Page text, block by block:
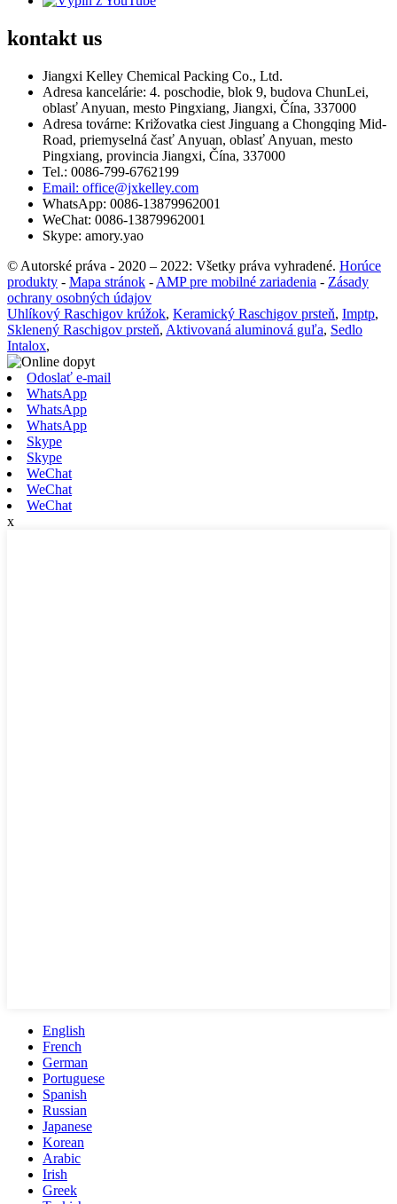
kontakt us
Jiangxi Kelley Chemical Packing Co., Ltd.
Adresa kancelárie: 4. poschodie, blok 9, budova ChunLei,
oblasť Anyuan, mesto Pingxiang, Jiangxi, Čína, 337000
Adresa továrne: Križovatka ciest Jinguang a Chongqing Mid-
Road, priemyselná časť Anyuan, oblasť Anyuan, mesto
Pingxiang, provincia Jiangxi, Čína, 337000
Tel.: 0086-799-6762199
Email: office@jxkelley.com
WhatsApp: 0086-13879962001
WeChat: 0086-13879962001
Skype: amory.yao
© Autorské práva - 2020 – 2022: Všetky práva vyhradené. Horúce
produkty - Mapa stránok - AMP pre mobilné zariadenia - Zásady
ochrany osobných údajov
Uhlíkový Raschigov krúžok, Keramický Raschigov prsteň, Imptp,
Sklenený Raschigov prsteň, Aktivovaná aluminová guľa, Sedlo
Intalox,
Odoslať e-mail
WhatsApp
WhatsApp
WhatsApp
Skype
Skype
WeChat
WeChat
WeChat
x
English
French
German
Portuguese
Spanish
Russian
Japanese
Korean
Arabic
Irish
Greek